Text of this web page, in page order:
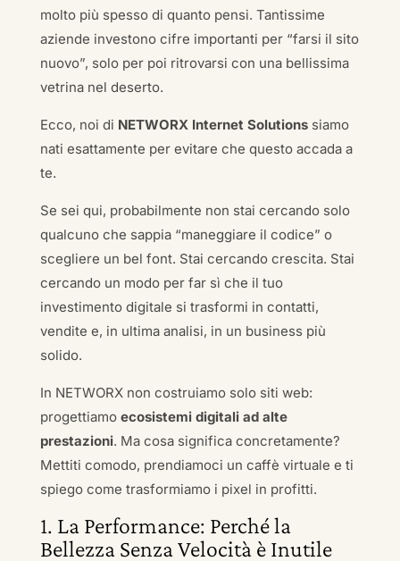
molto più spesso di quanto pensi. Tantissime
aziende investono cifre importanti per “farsi il sito
nuovo”, solo per poi ritrovarsi con una bellissima
vetrina nel deserto.
Ecco, noi di NETWORX Internet Solutionssiamo
nati esattamente per evitare che questo accada a
te.
Se sei qui, probabilmente non stai cercando solo
qualcuno che sappia “maneggiare il codice” o
scegliere un bel font. Stai cercando crescita. Stai
cercando un modo per far sì che il tuo
investimento digitale si trasformi in contatti,
vendite e, in ultima analisi, in un business più
solido.
In NETWORX non costruiamo solo siti web:
progettiamo ecosistemi digitali ad alte
prestazioni. Ma cosa significa concretamente?
Mettiti comodo, prendiamoci un caffè virtuale e ti
spiego come trasformiamo i pixel in profitti.
1. La Performance: Perché la
Bellezza Senza Velocità è Inutile